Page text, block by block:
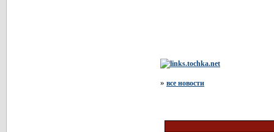
» все новости